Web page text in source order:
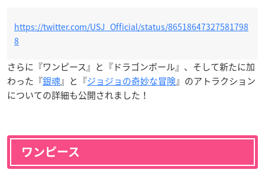
https://twitter.com/USJ_Official/status/86518647327581798
8
さらに『ワンピース』と『ドラゴンボール』、そして新たに加
わった『銀魂』と『ジョジョの奇妙な冒険』のアトラクション
についての詳細も公開されました！
ワンピース